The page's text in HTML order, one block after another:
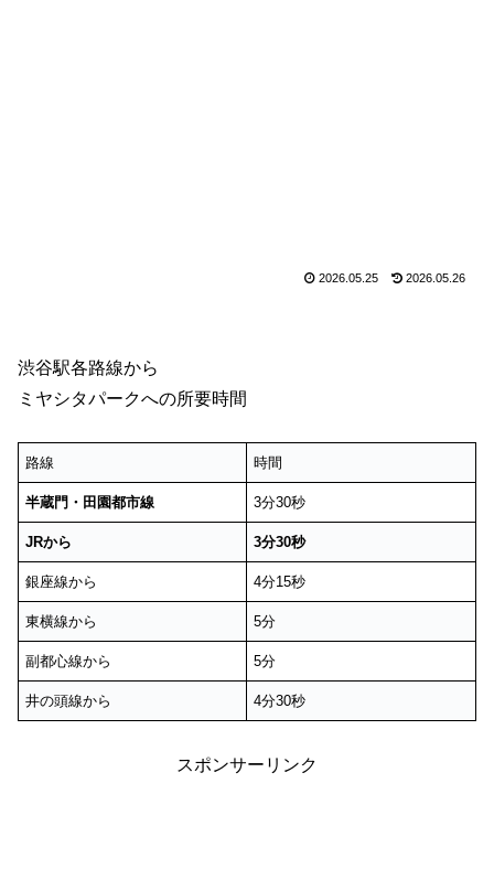
2026.05.25 2026.05.26
渋谷駅各路線から
ミヤシタパークへの所要時間
路線 時間
半蔵門・田園都市線 3分30秒
JRから 3分30秒
銀座線から 4分15秒
東横線から 5分
副都心線から 5分
井の頭線から 4分30秒
スポンサーリンク